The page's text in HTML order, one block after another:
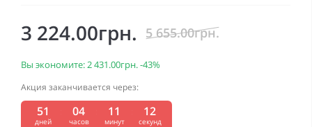
3 224.00грн. 5 655.00грн.
Вы экономите:2 431.00грн.-43%
Акция заканчивается через:
51
дней
04
часов
11
минут
11
секунд